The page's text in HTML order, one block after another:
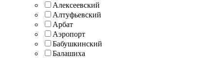
Алексеевский
Алтуфьевский
Арбат
Аэропорт
Бабушкинский
Балашиха